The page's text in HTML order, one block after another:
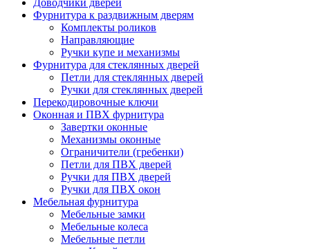
Фурнитура к раздвижным дверям
Комплекты роликов
Направляющие
Ручки купе и механизмы
Фурнитура для стеклянных дверей
Петли для стеклянных дверей
Ручки для стеклянных дверей
Перекодировочные ключи
Оконная и ПВХ фурнитура
Завертки оконные
Механизмы оконные
Ограничители (гребенки)
Петли для ПВХ дверей
Ручки для ПВХ дверей
Ручки для ПВХ окон
Мебельная фурнитура
Мебельные замки
Мебельные колеса
Мебельные петли